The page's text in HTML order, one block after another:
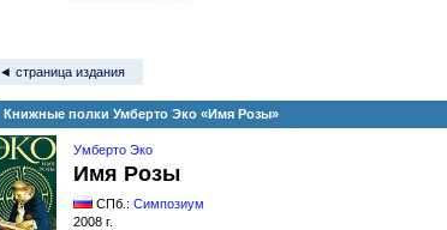
◄ страница издания
Книжные полки Умберто Эко «Имя Розы»
Умберто Эко
Имя Розы
СПб.: Симпозиум
2008 г.